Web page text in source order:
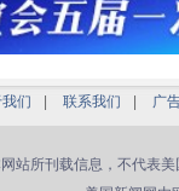
们 | 联系我们 | 广
站所刊载信息，不代表美